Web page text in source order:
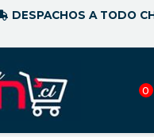
DESPACHOS A TODO
0